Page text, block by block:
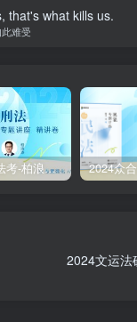
that's what kills us.
难受
2024众合法考-柏浪涛刑法-精讲卷pdf电子版（附视频1-76全）
2024文运法